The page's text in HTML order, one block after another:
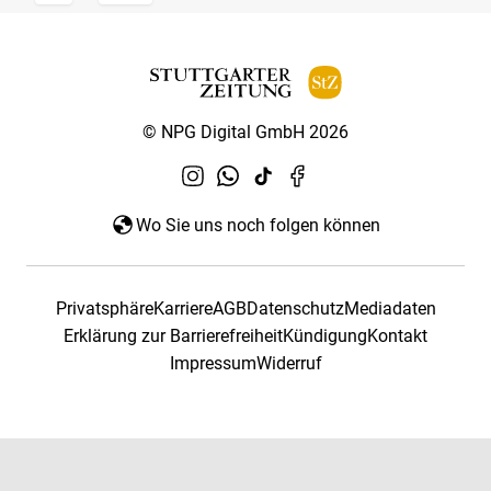
© NPG Digital GmbH 2026
Wo Sie uns noch folgen können
PrivatsphäreKarriereAGBDatenschutzMediadaten
Erklärung zur BarrierefreiheitKündigungKontakt
ImpressumWiderruf